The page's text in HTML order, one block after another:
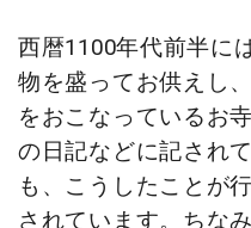
西暦1100年代前半に
物を盛ってお供えし
をおこなっているお
の日記などに記され
も、こうしたことが
されています。ちな